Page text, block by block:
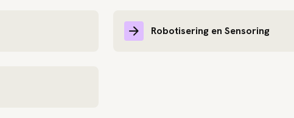
Robotisering en Sensoring